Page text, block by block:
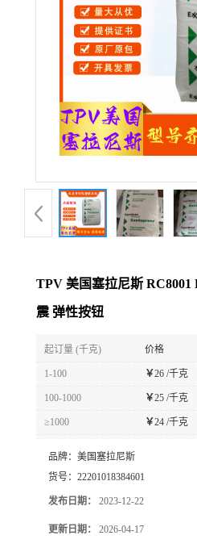
品
展
证
TPV 美国塞拉尼斯 RC8001
震 弹性按钮
起订量 (千克) 价格
1-100 ￥26 /千克
100-1000 ￥25 /千克
≥1000 ￥24 /千克
品牌： 美国塞拉尼斯
货号： 22201018384601
发布日期： 2023-12-22
更新日期： 2026-04-17